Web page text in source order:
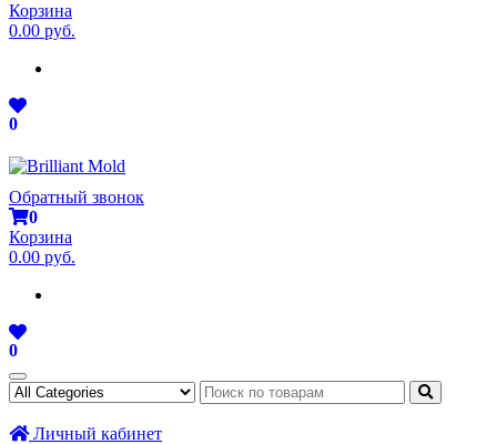
Корзина
0.00 руб.
0
Обратный звонок
0
Корзина
0.00 руб.
0
Личный кабинет